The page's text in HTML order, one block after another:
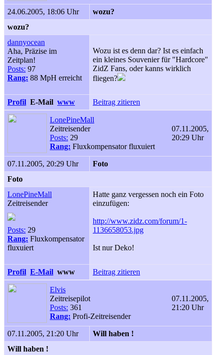
24.06.2005, 18:06 Uhr
wozu?
wozu?
dannyocean
Aha, Präzise im
Zeitplan!
Posts: 97
Rang: 88 MpH erreicht
Wozu ist es denn dar? Ist es einfach
ein kleines Souvenier für "Hardcore"
ZidZ Fans, oder kanns wirklich
fliegen?
Profil E-Mail www Beitrag zitieren
LonePineMall
Zeitreisender
Posts: 29
Rang: Fluxkompensator fluxuiert
07.11.2005,
20:29 Uhr
07.11.2005, 20:29 Uhr
Foto
Foto
LonePineMall
Zeitreisender
Posts: 29
Rang: Fluxkompensator
fluxuiert
Hatte ganz vergessen noch ein Foto
einzufügen:
http://www.zidz.com/forum/1-
1136658053.jpg
Ist nur Deko!
Profil E-Mail www Beitrag zitieren
Elvis
Zeitreisepilot
Posts: 361
Rang: Profi-Zeitreisender
07.11.2005,
21:20 Uhr
07.11.2005, 21:20 Uhr
Will haben !
Will haben !